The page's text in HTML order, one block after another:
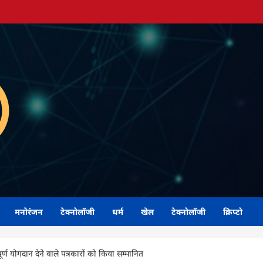
मनोरंजन टेक्नोलॉजी धर्म खेल टेक्नोलॉजी क्रिप्टो
योगदान देने वाले पत्रकारों को किया सम्मानित